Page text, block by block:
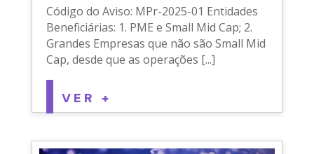
Código do Aviso: MPr-2025-01 Entidades
Beneficiárias: 1. PME e Small Mid Cap; 2.
Grandes Empresas que não são Small Mid
Cap, desde que as operações [...]
VER +